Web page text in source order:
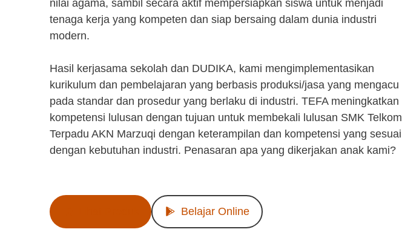
nilai agama, sambil secara aktif mempersiapkan siswa untuk menjadi
tenaga kerja yang kompeten dan siap bersaing dalam dunia industri
modern.
Hasil kerjasama sekolah dan DUDIKA, kami mengimplementasikan
kurikulum dan pembelajaran yang berbasis produksi/jasa yang mengacu
pada standar dan prosedur yang berlaku di industri. TEFA meningkatkan
kompetensi lulusan dengan tujuan untuk membekali lulusan SMK Telkom
Terpadu AKN Marzuqi dengan keterampilan dan kompetensi yang sesuai
dengan kebutuhan industri. Penasaran apa yang dikerjakan anak kami?
Belajar Online